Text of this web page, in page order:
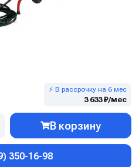
⚡ В рассрочку на 6 мес
3 633 ₽/мес
В корзину
350-16-98